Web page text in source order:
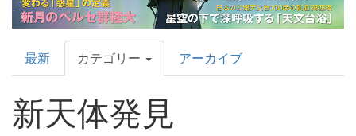
AstroArts
Topics
最新 カテゴリー アーカイブ
新天体発見